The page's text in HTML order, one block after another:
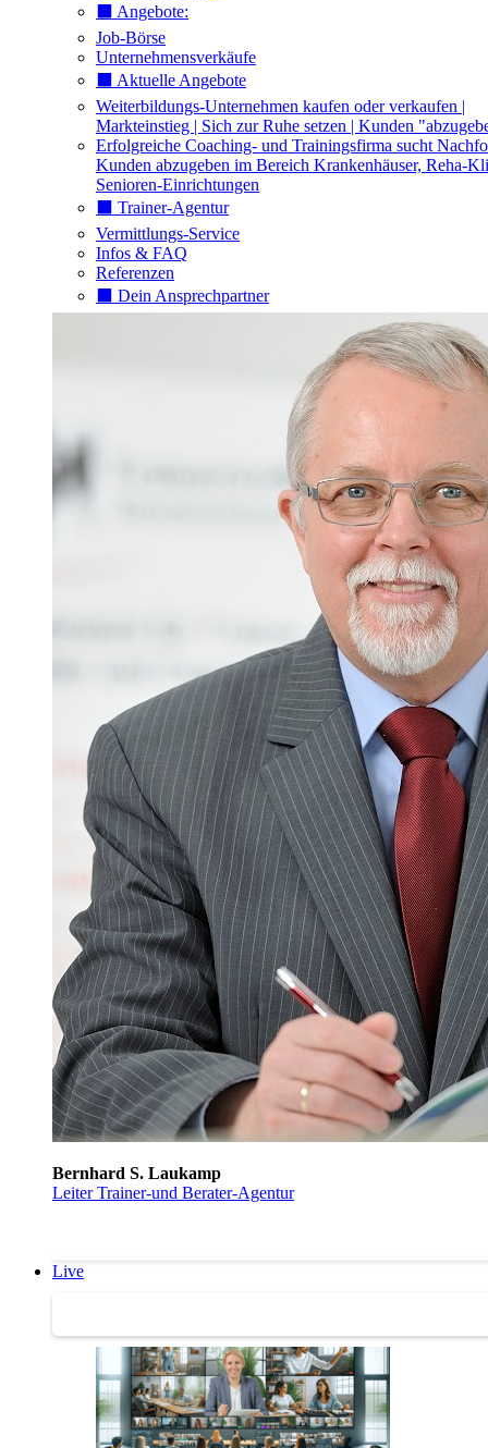
⬛️ Angebote:
Job-Börse
Unternehmensverkäufe
⬛️ Aktuelle Angebote
Weiterbildungs-Unternehmen kaufen oder verkaufen |
Markteinstieg | Sich zur Ruhe setzen | Kunden
Erfolgreiche Coaching- und Trainingsfirma sucht
Kunden abzugeben im Bereich Krankenhäuser, Reha-
Senioren-Einrichtungen
⬛️ Trainer-Agentur
Vermittlungs-Service
Infos & FAQ
Referenzen
⬛️ Dein Ansprechpartner
Bernhard S. Laukamp
Leiter Trainer-und Berater-Agentur
Live